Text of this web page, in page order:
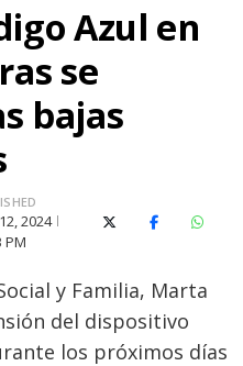
Azul en
se
bajas
2024
PM
X (Twitter)Facebook
y Familia, Marta
del dispositivo
los próximos días